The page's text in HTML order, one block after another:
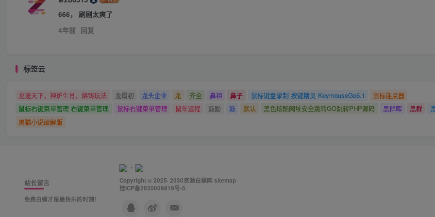
666， 刷剧太爽了
4年前 回复
标签云
龙途天下，神炉生肖，熔铸玩法 龙最初 龙头企业 龙 齐全 鼻祖 鼻子 鼠标键盘录制 按键精灵 KeymouseGo5.1
鼠标连点器
鼠标右键菜单管理 右键菜单管理
鼠标右键菜单管理 鼠年运程 鼓励 鼓 默认 黑色炫酷网址安全跳转GO跳转PHP源码 黑群晖 黑群
黑猫小说破解版
站长留言
免费白嫖才是最快乐的时刻！
Copyright © 2025· 2030资源白嫖网 sitemap
桂ICP备2020009819号-5